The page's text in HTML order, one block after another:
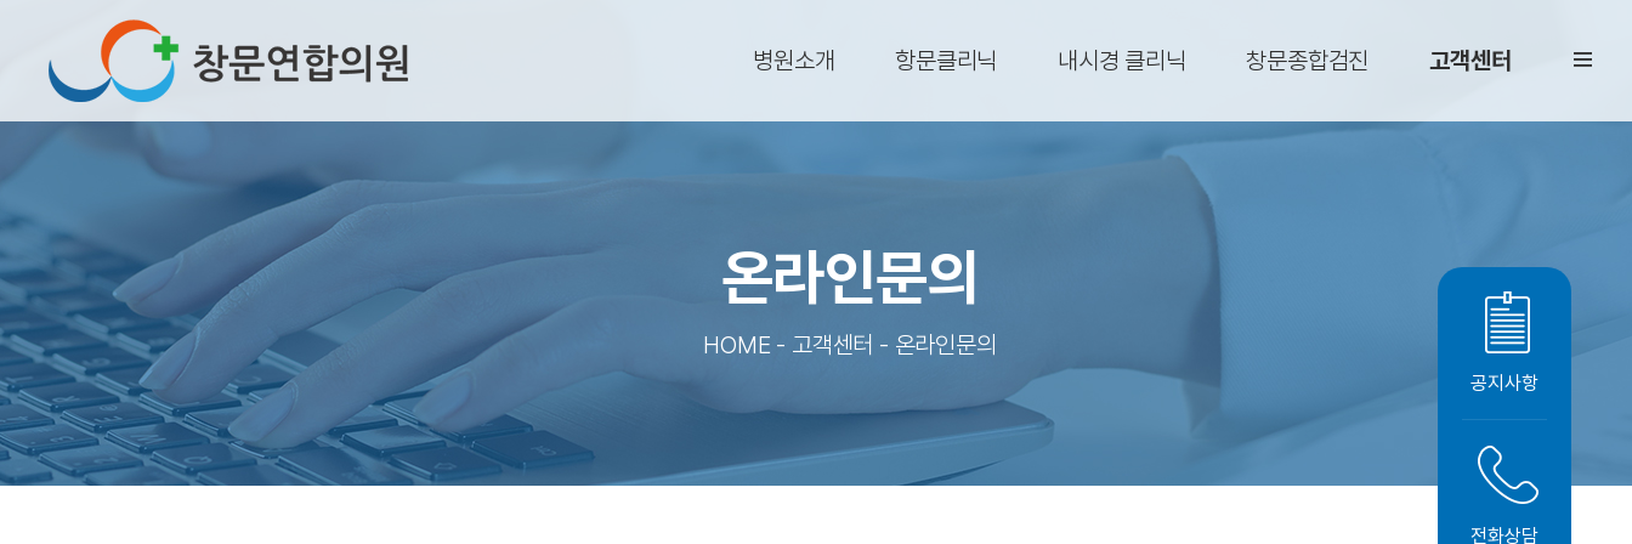
공지사항
전화상담
병원소개 항문클리닉 내시경 클리닉 창문종합검진 고객센터
온라인문의
HOME - 고객센터 - 온라인문의